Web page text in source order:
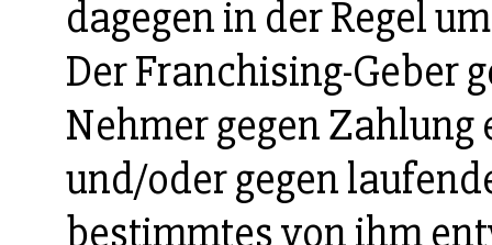
dagegen in der Regel
Der Franchising-Geber
Nehmer gegen
und/oder gegen
bestimmtes von ihm